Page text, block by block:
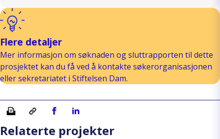
Flere detaljer
Mer informasjon om søknaden og sluttrapporten til dette
prosjektet kan du få ved å kontakte søkerorganisasjonen
eller sekretariatet i Stiftelsen Dam.
Skriv ut Kopiera länkDel på Facebook
Del på Linkedin
Relaterte projekter